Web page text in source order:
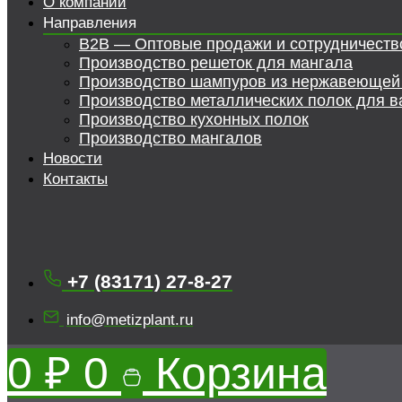
Направления
B2B — Оптовые продажи и
Производство решеток для мангала
Производство шампуров из нержавеющей
Производство металлических полок для
Производство кухонных полок
Производство мангалов
Новости
Контакты
+7 (83171) 27-8-27
info@metizplant.ru
0 ₽ 0 Корзина